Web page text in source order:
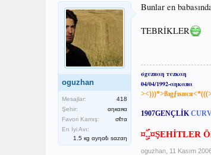
oguzhan
Mesajlar:
418
Şehir:
αηкαяα
Favori Kamış:
σℓтα
En İyi Avı:
1.5 кg αуηαℓı ѕαzαη
Bunlar en
TEBRİKLER
σgυzнαη тυzкαη
04/04/1992-αηкαяα
1907GENÇLİK
¤ۣۜ..¤ŞEHİTLER
oguzhan 11 Kasım